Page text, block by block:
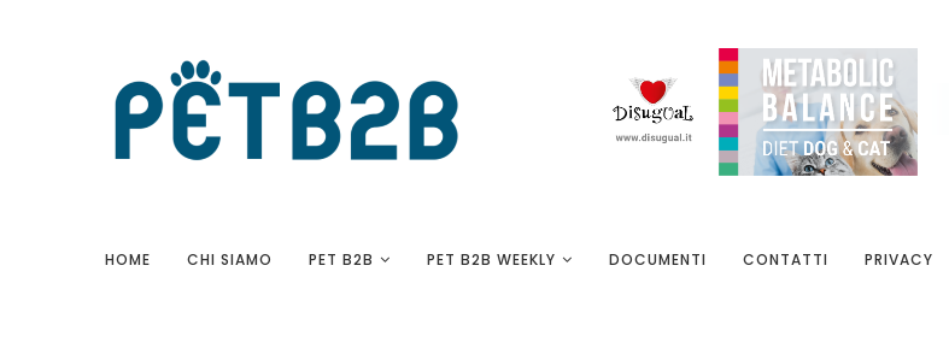
HOME CHI SIAMO PET B2B PET B2B WEEKLY DOCUMENTI CONTATTI PRIVACY